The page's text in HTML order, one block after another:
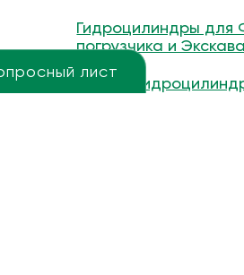
лист
Гидроцилиндры для
погрузчика и
Другие